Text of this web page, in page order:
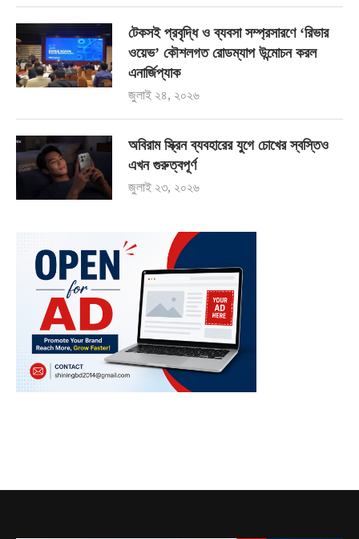
টেকসই প্রবৃদ্ধি ও ব্যবসা সম্প্রসারণে ‘রিভার
ওয়েভ’ কৌশলগত রোডম্যাপ উন্মোচন করল
এনার্জিপ্যাক
জুলাই ২৪, ২০২৬
অবিরাম স্ক্রিন ব্যবহারের যুগে চোখের স্বস্তিও
এখন গুরুত্বপূর্ণ
জুলাই ২৩, ২০২৬